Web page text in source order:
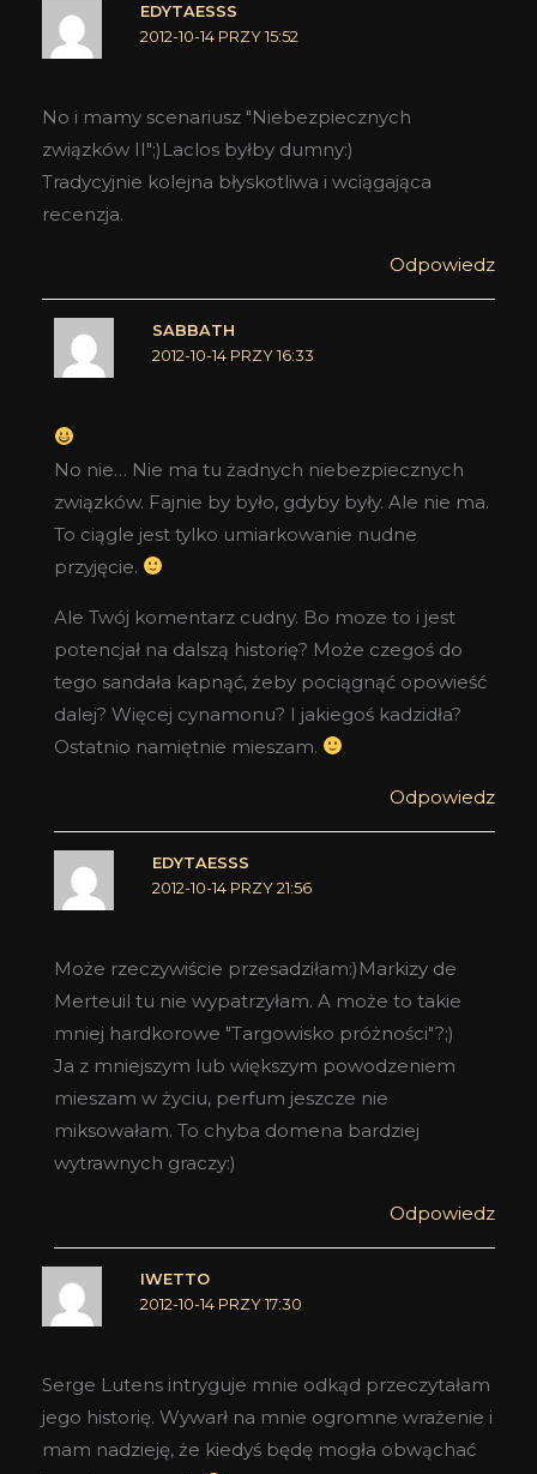
EDYTAESSS
2012-10-14 PRZY 15:52
No i mamy scenariusz "Niebezpiecznych
związków II";)Laclos byłby dumny:)
Tradycyjnie kolejna błyskotliwa i wciągająca
recenzja.
Odpowiedz
SABBATH
2012-10-14 PRZY 16:33
No nie… Nie ma tu żadnych niebezpiecznych
związków. Fajnie by było, gdyby były. Ale nie ma.
To ciągle jest tylko umiarkowanie nudne
przyjęcie.
Ale Twój komentarz cudny. Bo moze to i jest
potencjał na dalszą historię? Może czegoś do
tego sandała kapnąć, żeby pociągnąć opowieść
dalej? Więcej cynamonu? I jakiegoś kadzidła?
Ostatnio namiętnie mieszam.
Odpowiedz
EDYTAESSS
2012-10-14 PRZY 21:56
Może rzeczywiście przesadziłam:)Markizy de
Merteuil tu nie wypatrzyłam. A może to takie
mniej hardkorowe "Targowisko próżności"?;)
Ja z mniejszym lub większym powodzeniem
mieszam w życiu, perfum jeszcze nie
miksowałam. To chyba domena bardziej
wytrawnych graczy:)
Odpowiedz
IWETTO
2012-10-14 PRZY 17:30
Serge Lutens intryguje mnie odkąd przeczytałam
jego historię. Wywarł na mnie ogromne wrażenie i
mam nadzieję, że kiedyś będę mogła obwąchać